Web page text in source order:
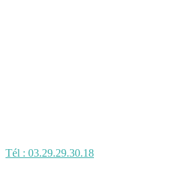
Tél : 03.29.29.30.18